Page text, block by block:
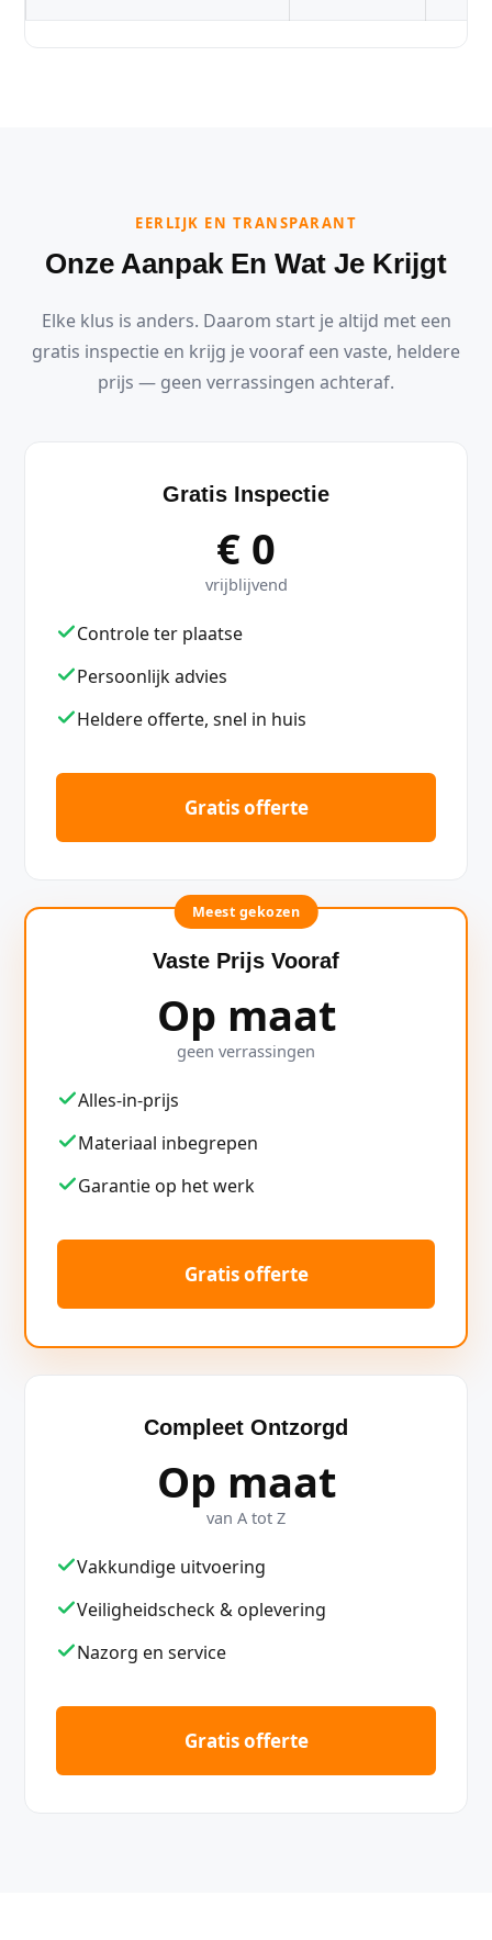
EERLIJK EN TRANSPARANT
Onze Aanpak En Wat Je Krijgt
Elke klus is anders. Daarom start je altijd met een
gratis inspectie en krijg je vooraf een vaste, heldere
prijs — geen verrassingen achteraf.
Gratis Inspectie
€ 0
vrijblijvend
Controle ter plaatse
Persoonlijk advies
Heldere offerte, snel in huis
Gratis offerte
Meest gekozen
Vaste Prijs Vooraf
Op maat
geen verrassingen
Alles-in-prijs
Materiaal inbegrepen
Garantie op het werk
Gratis offerte
Compleet Ontzorgd
Op maat
van A tot Z
Vakkundige uitvoering
Veiligheidscheck & oplevering
Nazorg en service
Gratis offerte